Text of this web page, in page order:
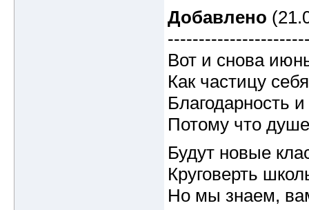
Добавлено
Вот и снова
Как частицу
Благодарность
Потому что
Будут новые
Круговерть
Но мы знаем,